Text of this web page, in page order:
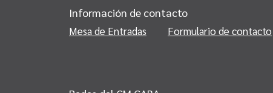
Información de contacto
Mesa de Entradas Formulario de contacto